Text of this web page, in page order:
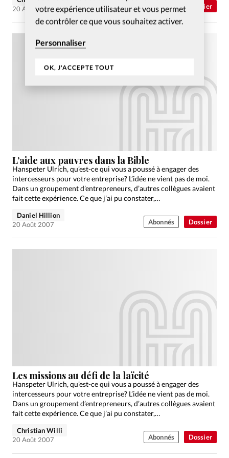
votre expérience utilisateur et vous permet
de contrôler ce que vous souhaitez activer.
Personnaliser
OK, J'ACCEPTE TOUT
Dossier
20 Août 2007
Abonnés
Dossier
L’aide aux pauvres dans la Bible
Hanspeter Ulrich, qu’est-ce qui vous a poussé à engager des
intercesseurs pour votre entreprise? L’idée ne vient pas de moi.
Dans un groupement d’entrepreneurs, d’autres collègues avaient
fait cette expérience. Ce que j’ai pu constater,…
Daniel Hillion
20 Août 2007
Abonnés
Dossier
Les missions au défi de la laïcité
Hanspeter Ulrich, qu’est-ce qui vous a poussé à engager des
intercesseurs pour votre entreprise? L’idée ne vient pas de moi.
Dans un groupement d’entrepreneurs, d’autres collègues avaient
fait cette expérience. Ce que j’ai pu constater,…
Christian Willi
20 Août 2007
Abonnés